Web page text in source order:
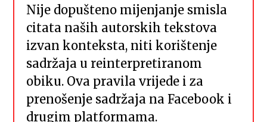
Nije dopušteno mijenjanje smisla
citata naših autorskih tekstova
izvan konteksta, niti korištenje
sadržaja u reinterpretiranom
obiku. Ova pravila vrijede i za
prenošenje sadržaja na Facebook i
drugim platformama.